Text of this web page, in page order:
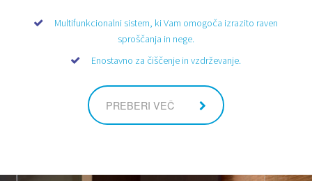
Multifunkcionalni sistem, ki Vam omogoča izrazito raven
sproščanja in nege.
Enostavno za čiščenje in vzdrževanje.
PREBERI VEČ